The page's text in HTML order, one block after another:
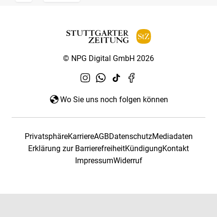
© NPG Digital GmbH 2026
Wo Sie uns noch folgen können
PrivatsphäreKarriereAGBDatenschutzMediadaten
Erklärung zur BarrierefreiheitKündigungKontakt
ImpressumWiderruf